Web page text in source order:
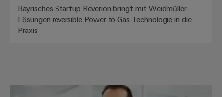
Bayrisches Startup Reverion bringt mit Weidmüller-
Lösungen reversible Power-to-Gas-Technologie in die
Praxis
Wasserstoff